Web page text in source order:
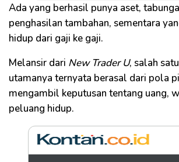
Ada yang berhasil punya aset,
penghasilan tambahan, sementara
hidup dari gaji ke gaji.
Melansir dari New Trader U, salah
utamanya ternyata berasal dari pola
mengambil keputusan tentang uang,
peluang hidup.